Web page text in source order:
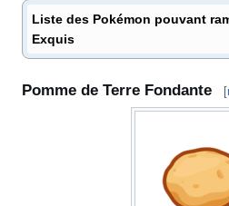
Liste des Pokémon pouvant
Exquis
Pomme de Terre Fondante [